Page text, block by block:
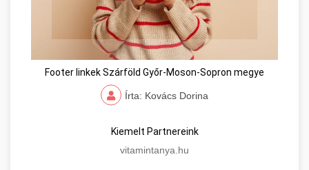
Footer linkek Szárföld Győr-Moson-Sopron megye
Írta: Kovács Dorina
Kiemelt Partnereink
vitamintanya.hu